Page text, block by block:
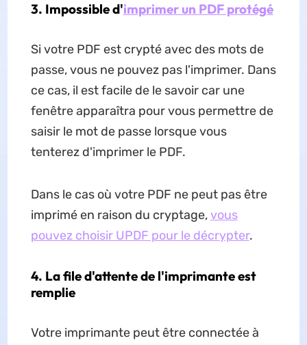
3. Impossible d'imprimer un PDF protégé
Si votre PDF est crypté avec des mots de
passe, vous ne pouvez pas l'imprimer. Dans
ce cas, il est facile de le savoir car une
fenêtre apparaîtra pour vous permettre de
saisir le mot de passe lorsque vous
tenterez d'imprimer le PDF.
Dans le cas où votre PDF ne peut pas être
imprimé en raison du cryptage,vous
pouvez choisir UPDF pour le décrypter.
4. La file d'attente de l'imprimante est
remplie
Votre imprimante peut être connectée à